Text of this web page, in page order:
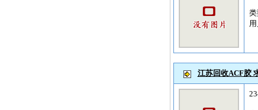
类
用
江苏回收ACF胶